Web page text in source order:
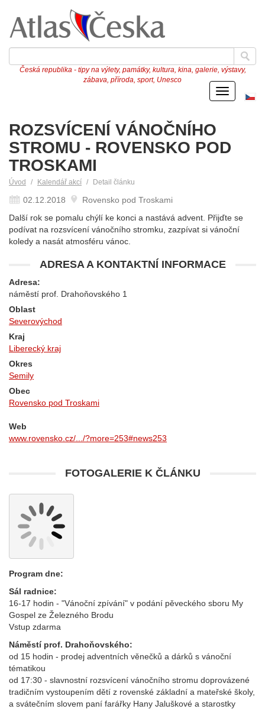
Česká republika - tipy na výlety, památky, kultura, kina, galerie, výstavy,
zábava, příroda, sport, Unesco
Menu
ROZSVÍCENÍ VÁNOČNÍHO
STROMU - ROVENSKO POD
TROSKAMI
Úvod Kalendář akcí Detail článku
02.12.2018
Rovensko pod Troskami
Další rok se pomalu chýlí ke konci a nastává advent. Přijďte se
podívat na rozsvícení vánočního stromku, zazpívat si vánoční
koledy a nasát atmosféru vánoc.
ADRESA A KONTAKTNÍ INFORMACE
Adresa:
náměstí prof. Drahoňovského 1
Oblast
Severovýchod
Kraj
Liberecký kraj
Okres
Semily
Obec
Rovensko pod Troskami
Web
www.rovensko.cz/.../?more=253#news253
FOTOGALERIE K ČLÁNKU
Program dne:
Sál radnice:
16-17 hodin - "Vánoční zpívání" v podání pěveckého sboru My
Gospel ze Železného Brodu
Vstup zdarma
Náměstí prof. Drahoňovského:
od 15 hodin - prodej adventních věnečků a dárků s vánoční
tématikou
od 17:30 - slavnostní rozsvícení vánočního stromu doprovázené
tradičním vystoupením dětí z rovenské základní a mateřské školy,
a svátečním slovem paní farářky Hany Jaluškové a starostky